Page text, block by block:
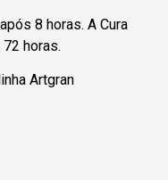
8 horas. A Cura
horas.
Artgran